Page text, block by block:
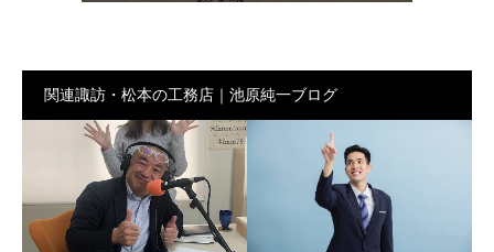
関連諏訪・松本の工務店｜池原純一ブログ